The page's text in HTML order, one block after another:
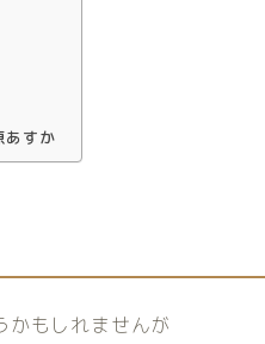
すか
かもしれませんが